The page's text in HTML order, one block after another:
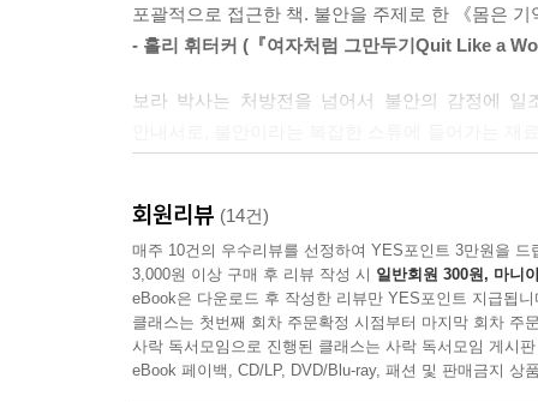
의 순교를 긍정적으로 강조하는 문화에 응하기
것이다. 여기 뭔가가 잘못됐어요 또는 나 힘들어요
고 사회적 제약이 복잡하게 혼합되어 나타났다
지지 않을 때가 많다.
--- pp.176~178
기억해라. 당신의 상사, 회사, 그리고 평생에 걸쳐
한 시간을 지정하고 그것을 기필코 지키는 책임
일어나서 제일 먼저 핸드폰을 확인하는 것으로
아니면 둘 다인지를 파악하는 지점에서 시작된다. (
재고해보자. 내 몸이 어떤 신호를 보내고 있는지
실제로 지난 10년간 환자들을 만나고 치료 과정
배앓이, 초조함, 비관적인 생각 등 우리가 느끼는
힘든 일을 겪으면서 발생한 증상일 수도 있지만,
사실 인간은 위협적인 포식자의 등장처럼 일상
포괄적으로 접근한 책. 불안을 주제로 한 《몸은
- 홀리 휘터커 (『여자처럼 그만두기Quit Like a
보라 박사는 처방전을 넘어서 불안의 감정에
불안은 당신의 삶을 작고 좁게 만든다. 그러나 보
머릿속에서 벗어나 신체와 관계와 생활 방식을 돌
- 멀리사 어번 (홀30(Whole 30) 공동 창립자이자
사상 최고로 불안이 높은 이 시대에, 보라 박
회원리뷰 (14건)
매주 10건의 우수리뷰를 선정하여 YES포인트 3만원을 드
3,000원 이상 구매 후 리뷰 작성 시 일반회원 300원, 마니
eBook은 다운로드 후 작성한 리뷰만 YES포인트 지급됩니
클래스는 첫번째 회차 주문확정 시점부터 마지막 회차 주
사락 독서모임으로 진행된 클래스는 사락 독서모임 게시
eBook 페이백, CD/LP, DVD/Blu-ray, 패션 및 판매금지 상